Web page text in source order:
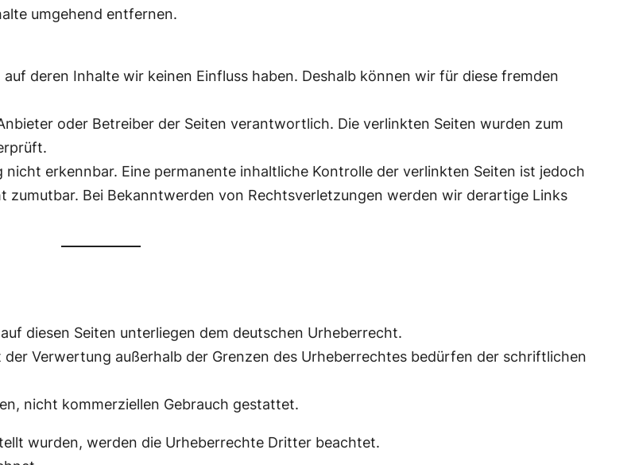
umgehend entfernen.
deren Inhalte wir keinen Einfluss haben. Deshalb können wir für diese fremden
oder Betreiber der Seiten verantwortlich. Die verlinkten Seiten wurden zum
erkennbar. Eine permanente inhaltliche Kontrolle der verlinkten Seiten ist jedoch
Bei Bekanntwerden von Rechtsverletzungen werden wir derartige Links
diesen Seiten unterliegen dem deutschen Urheberrecht.
Verwertung außerhalb der Grenzen des Urheberrechtes bedürfen der schriftlichen
nicht kommerziellen Gebrauch gestattet.
wurden, werden die Urheberrechte Dritter beachtet.